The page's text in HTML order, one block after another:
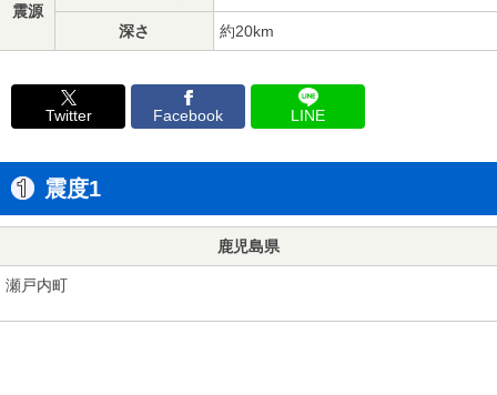
震源
深さ 約20km
Twitter Facebook LINE
震度1
鹿児島県
瀬戸内町